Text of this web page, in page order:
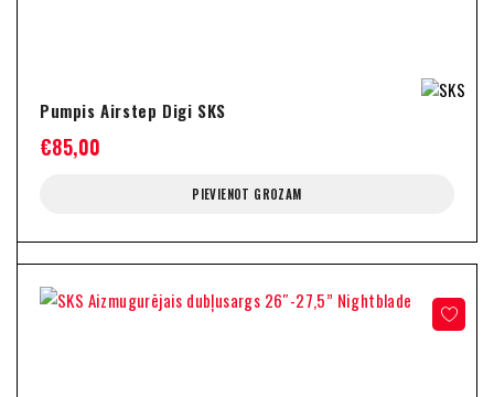
Pumpis Airstep Digi SKS
€85,00
PIEVIENOT GROZAM